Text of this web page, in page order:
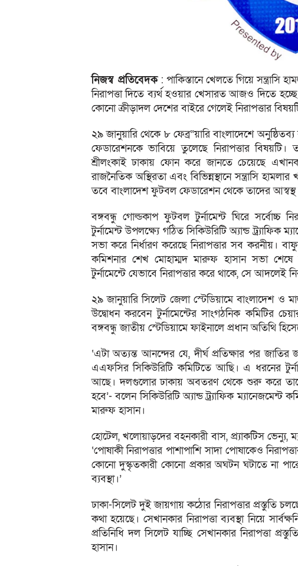
নিজস্ব প্রতিবেদক: পাকিস্তানে খেলতে গিয়ে সন্ত্রাসি
নিরাপত্তা দিতে ব্যর্থ হওয়ার খেসারত আজও দিতে
কোনো ক্রীড়াদল দেশের বাইরে গেলেই নিরাপত্তার
২৯ জানুয়ারি থেকে ৮ ফেব্র“য়ারি বাংলাদেশে
ফেডারেশনকে ভাবিয়ে তুলেছে নিরাপত্তার
শ্রীলংকাই ঢাকায় ফোন করে জানতে চেয়েছে
রাজনৈতিক অস্থিরতা এবং বিভিন্নস্থানে সন্ত্রাসি
তবে বাংলাদেশ ফুটবল ফেডারেশন থেকে তাদের আস্বস্থ
বঙ্গবন্ধু গোল্ডকাপ ফুটবল টুর্নামেন্ট ঘিরে সর্বোচ্চ
টুর্নামেন্ট উপলক্ষ্যে গঠিত সিকিউরিটি অ্যান্ড
সভা করে নির্ধারণ করেছে নিরাপত্তার সব
কমিশনার শেখ মোহাম্মদ মারুফ হাসান সভা শেষে
টুর্নামেন্টে যেভাবে নিরাপত্তার করে থাকে, সে আদলেই
২৯ জানুয়ারি সিলেট জেলা স্টেডিয়ামে বাংলাদেশ ও
উদ্বোধন করবেন টুর্নামেন্টের সাংগঠনিক কমিটির
বঙ্গবন্ধু জাতীয় স্টেডিয়ামে ফাইনালে প্রধান অতিথি
‘এটা অত্যন্ত আনন্দের যে, দীর্ঘ প্রতিক্ষার পর জাতির
এএফসির সিকিউরিটি কমিটিতে আছি। এ ধরনের
আছে। দলগুলোর ঢাকায় অবতরণ থেকে শুরু করে তাদের
হবে’- বলেন সিকিউরিটি অ্যান্ড ট্র্যাফিক
মারুফ হাসান।
হোটেল, খলোয়াড়দের বহনকারী বাস, প্র্যাকটিস ভেন্যু,
‘পোষাকী নিরাপত্তার পাশাপাশি সাদা পোষাকেও
কোনো দুস্কৃতকারী কোনো প্রকার অঘটন ঘটাতে না
ব্যবস্থা।’
ঢাকা-সিলেট দুই জায়গায় কঠোর নিরাপত্তার প্রস্তুতি
কথা হয়েছে। সেখানকার নিরাপত্তা ব্যবস্থা নিয়ে
প্রতিনিধি দল সিলেট যাচ্ছি সেখানকার নিরাপত্তা
হাসান।